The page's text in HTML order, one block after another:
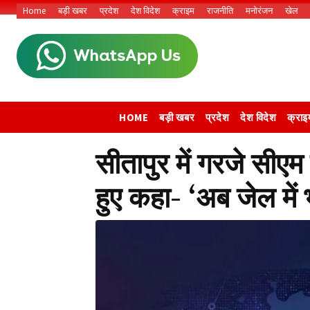
Home बड़ी खबर प्रदेश देश विदेश क्राइम राजनीति मनोरंजन खेल
HOME बड़ी खबर प्रदेश देश विदेश
सीतापुर में गरजे
हुए कहा- ‘अब जेल में